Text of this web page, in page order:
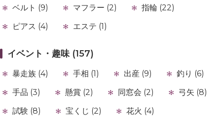
ベルト (9)
マフラー (2)
指輪 (22)
ピアス (4)
エステ (1)
イベント・趣味 (157)
暴走族 (4) 手相 (1) 出産 (9)
釣り (6)
手品 (3)
懸賞 (2) 同窓会 (2)
弓矢 (8)
試験 (8)
宝くじ (2)
花火 (4)